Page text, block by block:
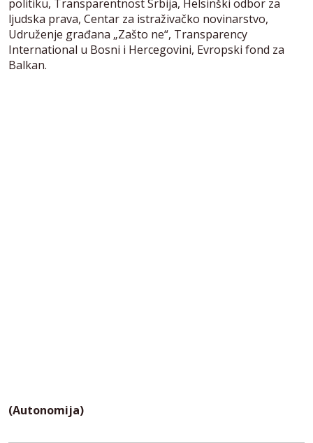
politiku, Transparentnost Srbija, Helsinški odbor za
ljudska prava, Centar za istraživačko novinarstvo,
Udruženje građana „Zašto ne“, Transparency
International u Bosni i Hercegovini, Evropski fond za
Balkan.
(Autonomija)